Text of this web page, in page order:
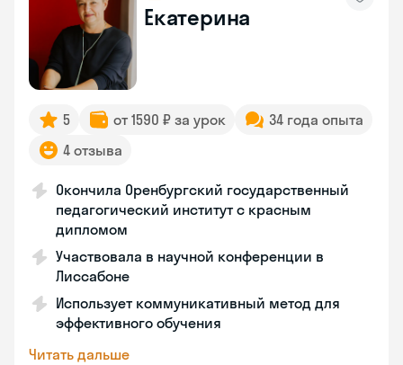
Екатерина
5 от 1590 ₽ за урок
34 года опыта
4 отзыва
Окончила Оренбургский государственный
педагогический институт с красным
дипломом
Участвовала в научной конференции в
Лиссабоне
Использует коммуникативный метод для
эффективного обучения
Читать дальше